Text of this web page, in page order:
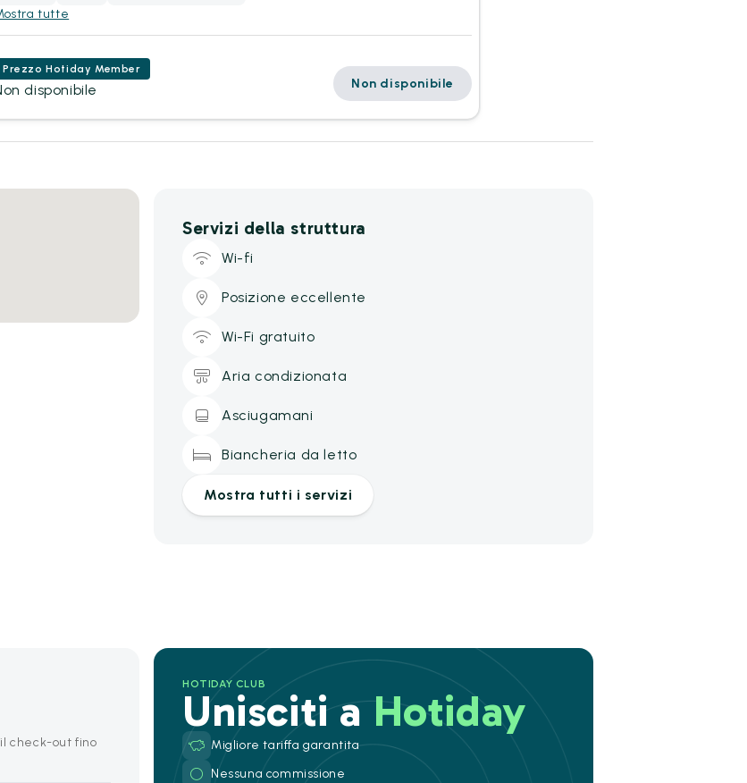
tutte
Prezzo Hotiday Member
disponibile Non disponibile
Servizi della struttura
Wi-fi
Posizione eccellente
Wi-Fi gratuito
Aria condizionata
Asciugamani
Biancheria da letto
Mostra tutti i servizi
check-out fino
HOTIDAY CLUB
Unisciti aHotiday
Migliore tariffa garantita
Nessuna commissione